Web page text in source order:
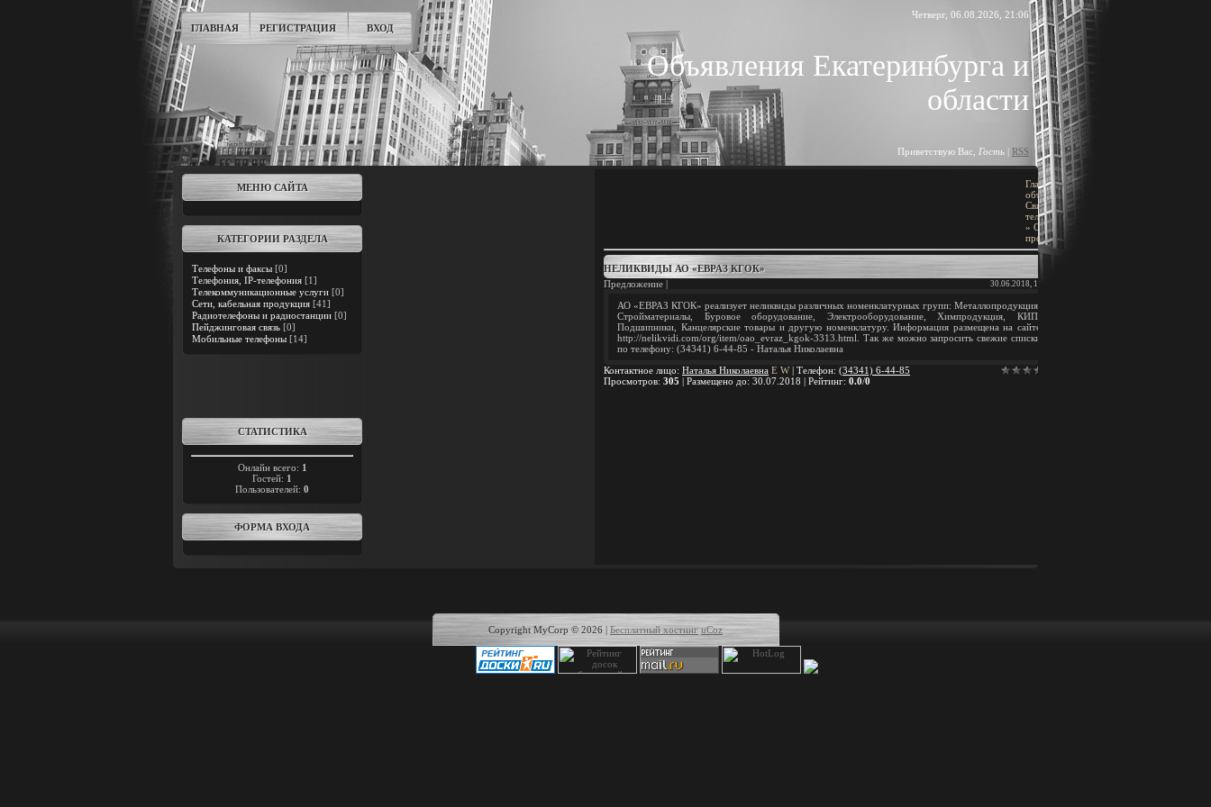
ГЛАВНАЯ РЕГИСТРАЦИЯ ВХОД
Четверг, 06.08.2026, 21:06
Объявления Екатеринбурга и
области
Приветствую Вас Гость | RSS
МЕНЮ САЙТА
КАТЕГОРИИ РАЗДЕЛА
Телефоны и факсы [0]
Телефония, IP-телефония [1]
Телекоммуникационные услуги [0]
Сети, кабельная продукция [41]
Радиотелефоны и радиостанции [0]
Пейджинговая связь [0]
Мобильные телефоны [14]
СТАТИСТИКА
Онлайн всего: 1
Гостей: 1
Пользователей: 0
ФОРМА ВХОДА
Главная»Доска
объявлений
Связь и
телекоммуникации
» Сети, кабельная
продукция
НЕЛИКВИДЫ АО «ЕВРАЗ КГОК»
Предложение |
30.06.2018, 12:50
АО «ЕВРАЗ КГОК» реализует неликвиды различных номенклатурных групп: Металлопродукция,
Стройматериалы, Буровое оборудование, Электрооборудование, Химпродукция, КИП,
Подшипники, Канцелярские товары и другую номенклатуру. Информация размещена на сайте
http://nelikvidi.com/org/item/oao_evraz_kgok-3313.html. Так же можно запросить свежие списки
по телефону: (34341) 6-44-85 - Наталья Николаевна
Контактное лицо: Наталья Николаевна E W| Телефон: (34341) 6-44-85
Просмотров: 305 | Размещено до: 30.07.2018 | Рейтинг: 0.0/0
Copyright MyCorp © 2026 | Бесплатный хостинг uCoz